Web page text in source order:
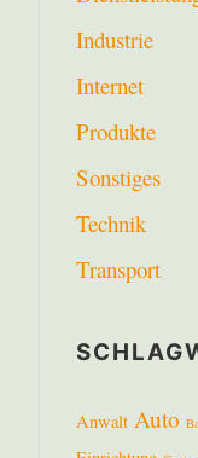
Industrie
Internet
Produkte
Sonstiges
Technik
Transport
Anwalt Auto